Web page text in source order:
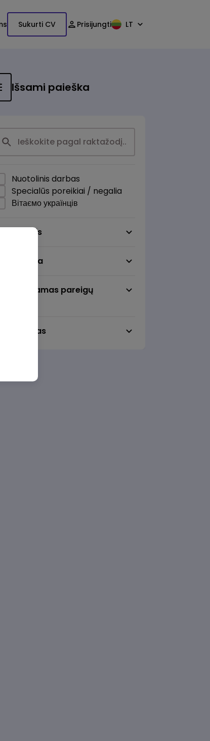
Sukurti CV Prisijungti LT
Išsami paieška
Nuotolinis darbas
Specialūs poreikiai / negalia
Вітаємо українців
sritis
vieta
pareigų
laikas